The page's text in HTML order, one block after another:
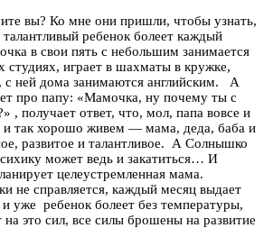
вы? Ко мне они пришли, чтобы узнать,
ребенок болеет каждый
в свои пять с небольшим занимается
студиях, играет в шахматы в кружке,
с ней дома занимаются английским. А
про папу: «Мамочка, ну почему ты с
, получает ответ, что, мол, папа вовсе и
и так хорошо живем — мама, деда, баба и
развитое и талантливое. А Солнышко
может ведь и закатиться… И
целеустремленная мама.
не справляется, каждый месяц выдает
уже ребенок болеет без температуры,
это сил, все силы брошены на развитие